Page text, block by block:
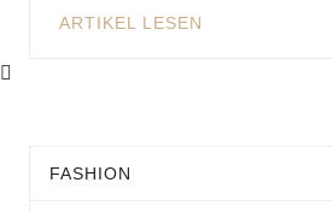
ARTIKEL LESEN
FASHION